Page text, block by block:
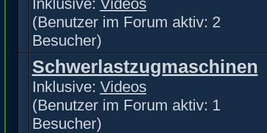
Inklusive: Videos
(Benutzer im Forum aktiv: 2
Besucher)
Schwerlastzugmaschinen
Inklusive: Videos
(Benutzer im Forum aktiv: 1
Besucher)